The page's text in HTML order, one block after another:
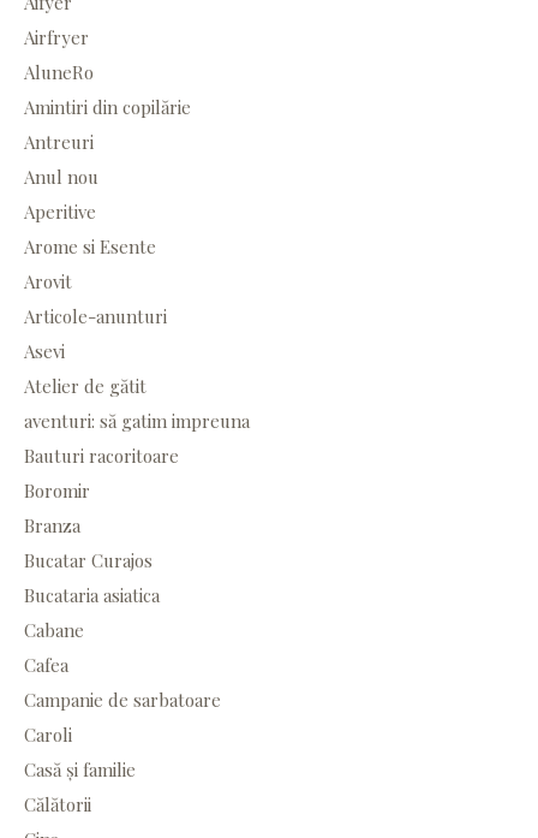
Airfryer
AluneRo
Amintiri din copilărie
Antreuri
Anul nou
Aperitive
Arome si Esente
Arovit
Articole-anunturi
Asevi
Atelier de gătit
aventuri: să gatim impreuna
Bauturi racoritoare
Boromir
Branza
Bucatar Curajos
Bucataria asiatica
Cabane
Cafea
Campanie de sarbatoare
Caroli
Casă și familie
Călătorii